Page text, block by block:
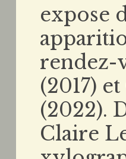
expose
rendez-
(2017)
(2022).
Claire